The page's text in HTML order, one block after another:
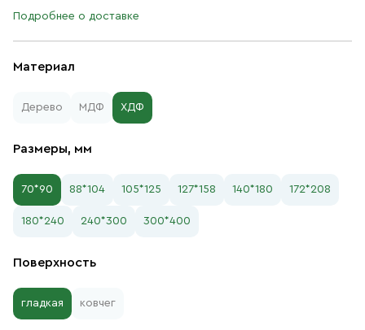
Материал
Дерево МДФ ХДФ
Размеры, мм
70*90 88*104 105*125 127*158 140*180 172*208
180*240 240*300 300*400
Поверхность
гладкая ковчег
Подробнее о доставке